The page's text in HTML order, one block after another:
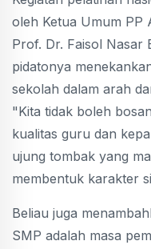
oleh Ketua Umum PP
Prof. Dr. Faisol Nasar
pidatonya
sekolah dalam arah
"Kita tidak boleh
kualitas guru dan
ujung tombak yang
membentuk karakter
Beliau juga
SMP adalah masa